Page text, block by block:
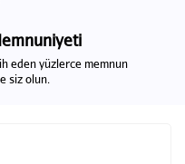
eden yüzlerce memnun
siz olun.